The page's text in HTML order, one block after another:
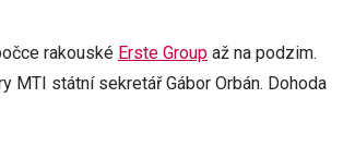
rakouské Erste Group až na podzim.
MTI státní sekretář Gábor Orbán. Dohoda